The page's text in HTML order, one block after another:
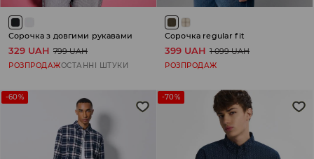
Сорочка з довгими рукавами
329 UAH 799 UAH
РОЗПРОДАЖОСТАННІ ШТУКИ
Сорочка regular fit
399 UAH 1 099 UAH
РОЗПРОДАЖ
-60% -70%